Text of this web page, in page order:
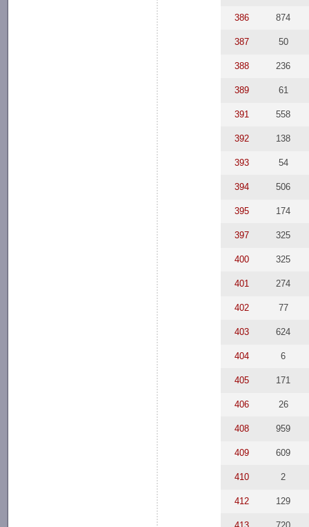
386 874
387 50
388 236
389 61
391 558
392 138
393 54
394 506
395 174
397 325
400 325
401 274
402 77
403 624
404 6
405 171
406 26
408 959
409 609
410 2
412 129